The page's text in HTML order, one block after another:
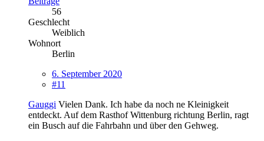
56
Geschlecht
Weiblich
Wohnort
Berlin
6. September 2020
#11
Gauggi Vielen Dank. Ich habe da noch ne Kleinigkeit
entdeckt. Auf dem Rasthof Wittenburg richtung Berlin, ragt
ein Busch auf die Fahrbahn und über den Gehweg.